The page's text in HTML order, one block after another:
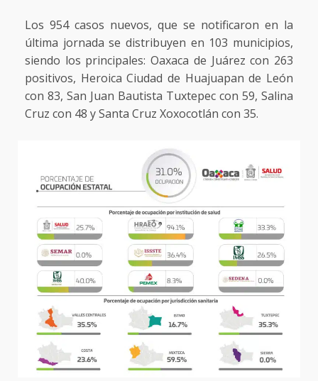
Los 954 casos nuevos, que se notificaron en la
última jornada se distribuyen en 103 municipios,
siendo los principales: Oaxaca de Juárez con 263
positivos, Heroica Ciudad de Huajuapan de León
con 83, San Juan Bautista Tuxtepec con 59, Salina
Cruz con 48 y Santa Cruz Xoxocotlán con 35.